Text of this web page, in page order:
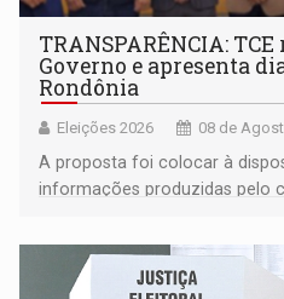
TRANSPARÊNCIA:
Governo e apresenta
Rondônia
Eleições 2026 08 de
A proposta foi colocar à
informações produzidas pelo